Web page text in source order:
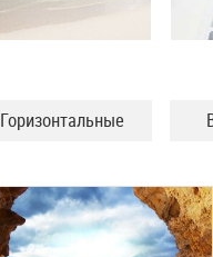
Горизонтальные